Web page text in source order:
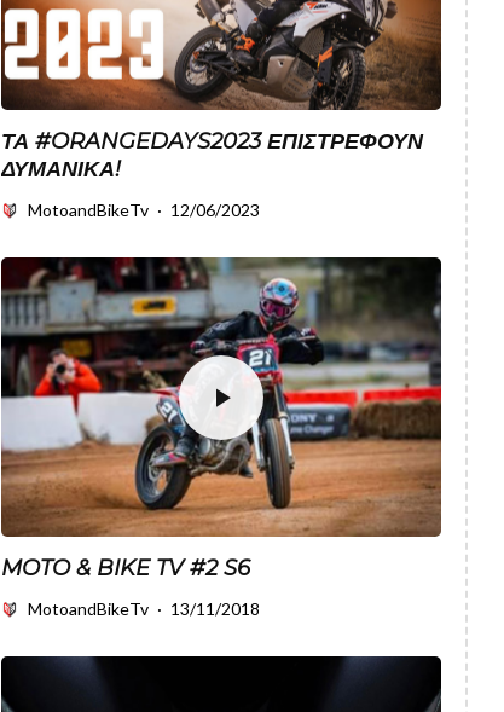
ΤΑ #ORANGEDAYS2023 ΕΠΙΣΤΡΈΦΟΥΝ
ΔΥΜΑΝΙΚΆ!
MotoandBikeTv · 12/06/2023
MOTO & BIKE TV #2 S6
MotoandBikeTv · 13/11/2018